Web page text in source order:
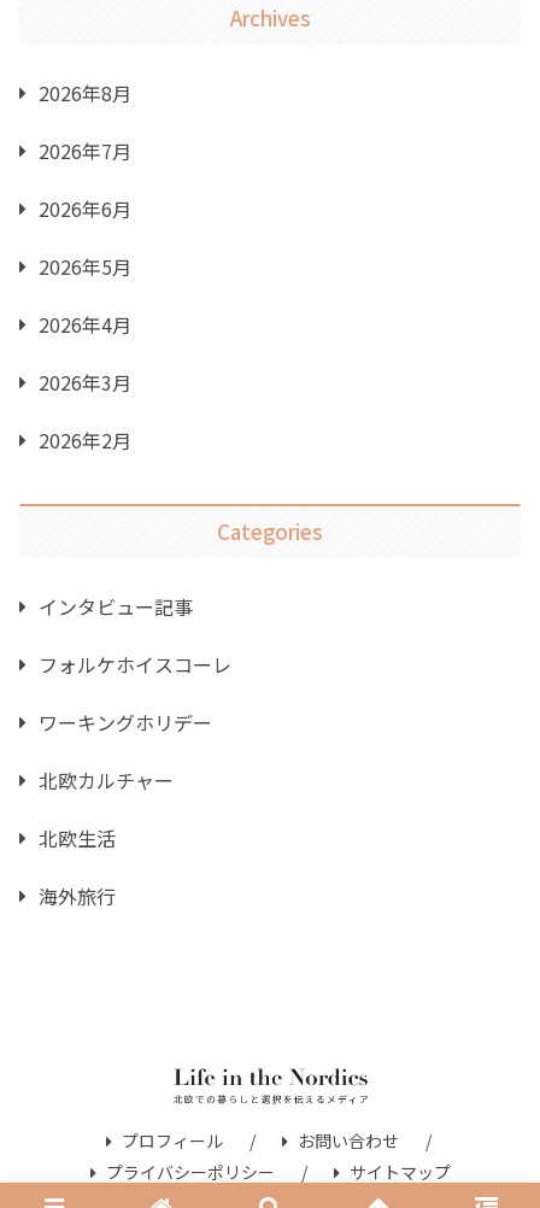
Archives
2026年8月
2026年7月
2026年6月
2026年5月
2026年4月
2026年3月
2026年2月
Categories
インタビュー記事
フォルケホイスコーレ
ワーキングホリデー
北欧カルチャー
北欧生活
海外旅行
プロフィール
お問い合わせ
プライバシーポリシー
サイトマップ